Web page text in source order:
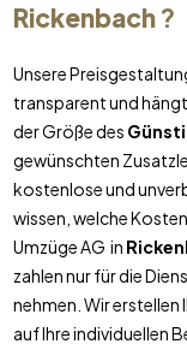
Rickenbach?
Unsere
transparent und
der Größe des
gewünschten
kostenlose und
wissen, welche
Umzüge AG in
zahlen nur für die
nehmen. Wir
auf Ihre individuellen